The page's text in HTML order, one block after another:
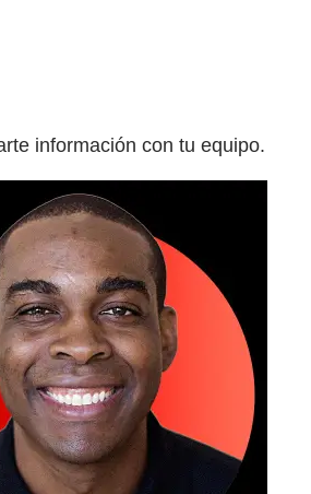
información con tu equipo.